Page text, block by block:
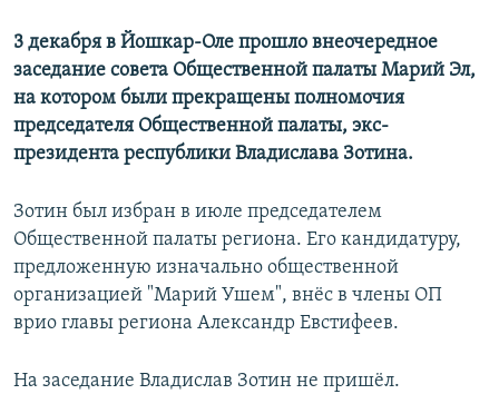
Все сайты РСЕ/РС
3 декабря в Йошкар-Оле прошло внеочередное
заседание совета Общественной палаты Марий Эл,
на котором были прекращены полномочия
председателя Общественной палаты, экс-
президента республики Владислава Зотина.
Зотин был избран в июле председателем
Общественной палаты региона. Его кандидатуру,
предложенную изначально общественной
организацией "Марий Ушем", внёс в члены ОП
врио главы региона Александр Евстифеев.
На заседание Владислав Зотин не пришёл.